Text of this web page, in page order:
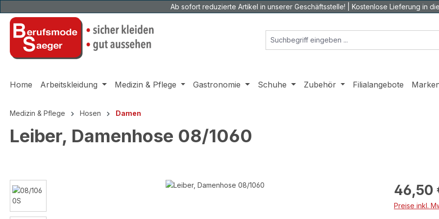
Ab sofort reduzierte Artikel in unserer Geschäftsstelle! | Kostenlose Lieferung in
Home Arbeitskleidung Medizin & Pflege Gastronomie Schuhe Zubehör Filialangebote
Medizin & Pflege Hosen Damen
Leiber, Damenhose 08/1060
Bildergalerie überspringen Regulärer
46,50
Preise inkl.